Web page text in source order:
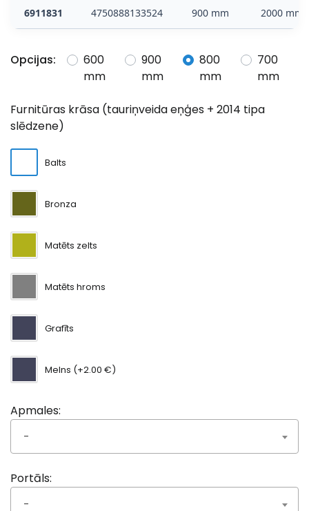
6911831 4750888133524 900 mm 2000 mm
Opcijas:
600
mm
900
mm
800
mm
700
mm
Furnitūras krāsa (tauriņveida eņģes + 2014 tipa
slēdzene)
Balts
Bronza
Matēts zelts
Matēts hroms
Grafīts
Melns (+2.00 €)
Apmales:
-
Portāls:
-